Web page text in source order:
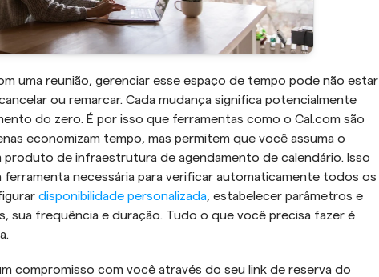
uma reunião, gerenciar esse espaço de tempo pode não estar
ou remarcar. Cada mudança significa potencialmente
do zero. É por isso que ferramentas como o Cal.com são
economizam tempo, mas permitem que você assuma o
produto de infraestrutura de agendamento de calendário. Isso
necessária para verificar automaticamente todos os
disponibilidade personalizada, estabelecer parâmetros e
sua frequência e duração. Tudo o que você precisa fazer é
compromisso com você através do seu link de reserva do